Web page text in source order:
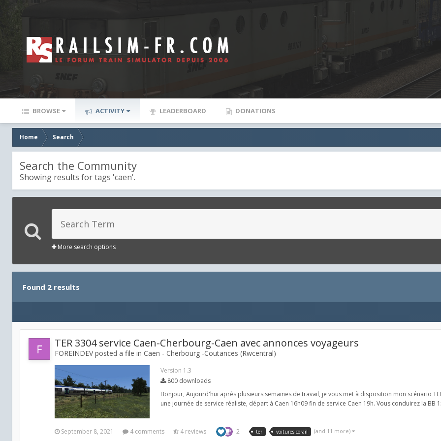
BROWSE ACTIVITY LEADERBOARD DONATIONS
Home Search
Search the Community
Showing results for tags 'caen'.
More search options
Found 2 results
TER 3304 service Caen-Cherbourg-Caen avec annonces voyageurs
FOREINDEV posted a file in Caen - Cherbourg -Coutances (Rwcentral)
Version 1.3
800 downloads
Bonjour, Aujourd'hui après plusieurs semaines de travail, je vous met à disposition mon scénario
une journée de service réaliste, départ à Caen 16h09 fin de service Caen 19h. Vous conduirez la BB
September 8, 2021 4 comments 4 reviews 2 ter voitures corail (and 11 more)